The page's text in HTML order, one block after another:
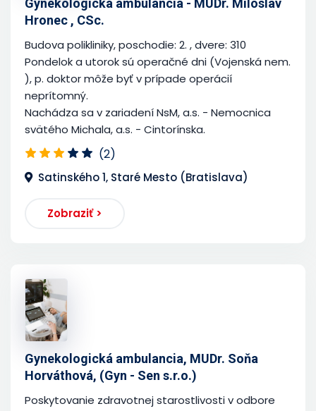
Gynekologická ambulancia - MUDr. Miloslav
Hronec , CSc.
Budova polikliniky, poschodie: 2. , dvere: 310
Pondelok a utorok sú operačné dni (Vojenská nem.
), p. doktor môže byť v prípade operácií
neprítomný.
Nachádza sa v zariadení NsM, a.s. - Nemocnica
svätého Michala, a.s. - Cintorínska.
(2)
Satinského 1, Staré Mesto (Bratislava)
Zobraziť >
Gynekologická ambulancia, MUDr. Soňa
Horváthová, (Gyn - Sen s.r.o.)
Poskytovanie zdravotnej starostlivosti v odbore